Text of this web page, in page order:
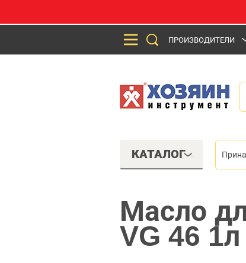
ПРОИЗВОДИТЕЛИ
КАТАЛОГ
Масло
VG 46